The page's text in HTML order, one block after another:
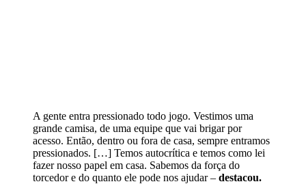
A gente entra pressionado todo jogo. Vestimos uma
grande camisa, de uma equipe que vai brigar por
acesso. Então, dentro ou fora de casa, sempre entramos
pressionados. […] Temos autocrítica e temos como lei
fazer nosso papel em casa. Sabemos da força do
torcedor e do quanto ele pode nos ajudar – destacou.